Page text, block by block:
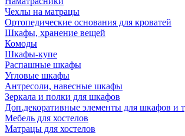
Чехлы на матрацы
Ортопедические основания для кроватей
Шкафы, хранение вещей
Комоды
Шкафы-купе
Распашные шкафы
Угловые шкафы
Антресоли, навесные шкафы
Зеркала и полки для шкафов
Доп.декоративные элементы для шкафов и
Мебель для хостелов
Матрацы для хостелов